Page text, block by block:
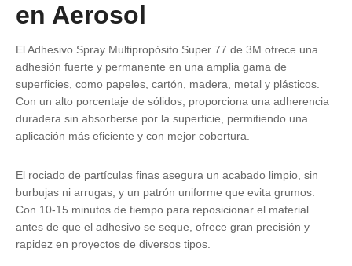
en Aerosol
El Adhesivo Spray Multipropósito Super 77 de 3M ofrece una
adhesión fuerte y permanente en una amplia gama de
superficies, como papeles, cartón, madera, metal y plásticos.
Con un alto porcentaje de sólidos, proporciona una adherencia
duradera sin absorberse por la superficie, permitiendo una
aplicación más eficiente y con mejor cobertura.
El rociado de partículas finas asegura un acabado limpio, sin
burbujas ni arrugas, y un patrón uniforme que evita grumos.
Con 10-15 minutos de tiempo para reposicionar el material
antes de que el adhesivo se seque, ofrece gran precisión y
rapidez en proyectos de diversos tipos.